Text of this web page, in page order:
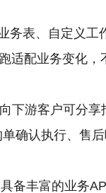
务表、自定义
适配业务变化
下游客户可分
确认执行、售
备丰富的业务